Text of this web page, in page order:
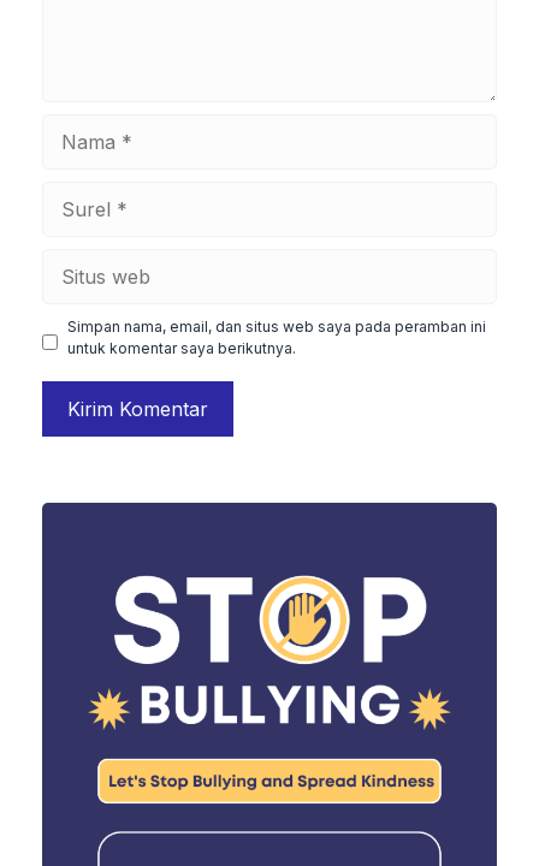
Simpan nama, email, dan situs web saya pada peramban ini
untuk komentar saya berikutnya.